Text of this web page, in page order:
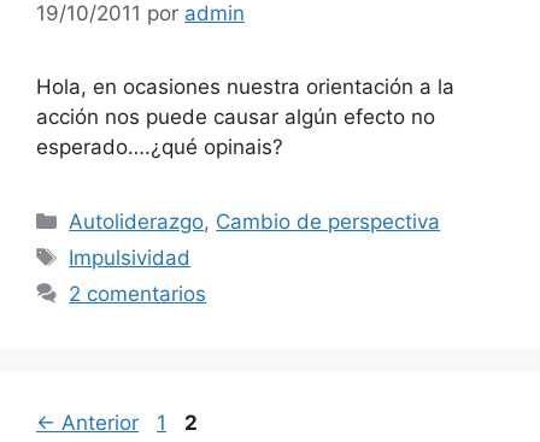
19/10/2011 por admin
Hola, en ocasiones nuestra orientación a la
acción nos puede causar algún efecto no
esperado….¿qué opinais?
Categorías
Autoliderazgo, Cambio de perspectiva
Etiquetas
Impulsividad
2 comentarios
← Anterior Página
1 Página
2